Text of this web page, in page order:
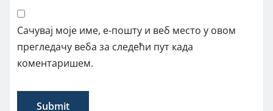
Сачувај моје име, е-пошту и веб место у овом
прегледачу веба за следећи пут када
коментаришем.